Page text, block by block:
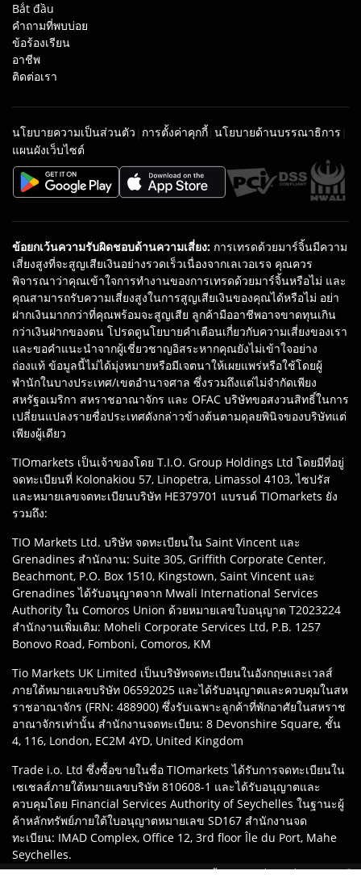
Bắt đầu
คำถามที่พบบ่อย
ข้อร้องเรียน
อาชีพ
ติดต่อเรา
นโยบายความเป็นส่วนตัว | การตั้งค่าคุกกี้| นโยบายด้านบรรณาธิการ |
แผนผังเว็บไซต์
ข้อยกเว้นความรับผิดชอบด้านความเสี่ยง: การเทรดด้วยมาร์จิ้นมีความ
เสี่ยงสูงที่จะสูญเสียเงินอย่างรวดเร็วเนื่องจากเลเวอเรจ คุณควร
พิจารณาว่าคุณเข้าใจการทำงานของการเทรดด้วยมาร์จิ้นหรือไม่ และ
คุณสามารถรับความเสี่ยงสูงในการสูญเสียเงินของคุณได้หรือไม่ อย่า
ฝากเงินมากกว่าที่คุณพร้อมจะสูญเสีย ลูกค้ามืออาชีพอาจขาดทุนเกิน
กว่าเงินฝากของตน โปรดดูนโยบายคำเตือนเกี่ยวกับความเสี่ยงของเรา
และขอคำแนะนำจากผู้เชี่ยวชาญอิสระหากคุณยังไม่เข้าใจอย่าง
ถ่องแท้ ข้อมูลนี้ไม่ได้มุ่งหมายหรือมีเจตนาให้เผยแพร่หรือใช้โดยผู้
พำนักในบางประเทศ/เขตอำนาจศาล ซึ่งรวมถึงแต่ไม่จำกัดเพียง
สหรัฐอเมริกา สหราชอาณาจักร และ OFAC บริษัทขอสงวนสิทธิ์ในการ
เปลี่ยนแปลงรายชื่อประเทศดังกล่าวข้างต้นตามดุลยพินิจของบริษัทแต่
เพียงผู้เดียว
TIOmarkets เป็นเจ้าของโดย T.I.O. Group Holdings Ltd โดยมีที่อยู่
จดทะเบียนที่ Kolonakiou 57, Linopetra, Limassol 4103, ไซปรัส
และหมายเลขจดทะเบียนบริษัท HE379701 แบรนด์ TIOmarkets ยัง
รวมถึง:
TIO Markets Ltd. บริษัท จดทะเบียนใน Saint Vincent และ
Grenadines สำนักงาน: Suite 305, Griffith Corporate Center,
Beachmont, P.O. Box 1510, Kingstown, Saint Vincent และ
Grenadines ได้รับอนุญาตจาก Mwali International Services
Authority ใน Comoros Union ด้วยหมายเลขใบอนุญาต T2023224
สำนักงานเพิ่มเติม: Moheli Corporate Services Ltd, P.B. 1257
Bonovo Road, Fomboni, Comoros, KM
Tio Markets UK Limited เป็นบริษัทจดทะเบียนในอังกฤษและเวลส์
ภายใต้หมายเลขบริษัท 06592025 และได้รับอนุญาตและควบคุมในสห
ราชอาณาจักร (FRN: 488900) ซึ่งรับเฉพาะลูกค้าที่พักอาศัยในสหราช
อาณาจักรเท่านั้น สำนักงานจดทะเบียน: 8 Devonshire Square, ชั้น
4, 116, London, EC2M 4YD, United Kingdom
Trade i.o. Ltd ซึ่งซื้อขายในชื่อ TIOmarkets ได้รับการจดทะเบียนใน
เซเชลส์ภายใต้หมายเลขบริษัท 810608-1 และได้รับอนุญาตและ
ควบคุมโดย Financial Services Authority of Seychelles ในฐานะผู้
ค้าหลักทรัพย์ภายใต้ใบอนุญาตหมายเลข SD167 สำนักงานจด
ทะเบียน: IMAD Complex, Office 12, 3rd floor Île du Port, Mahe
Seychelles.